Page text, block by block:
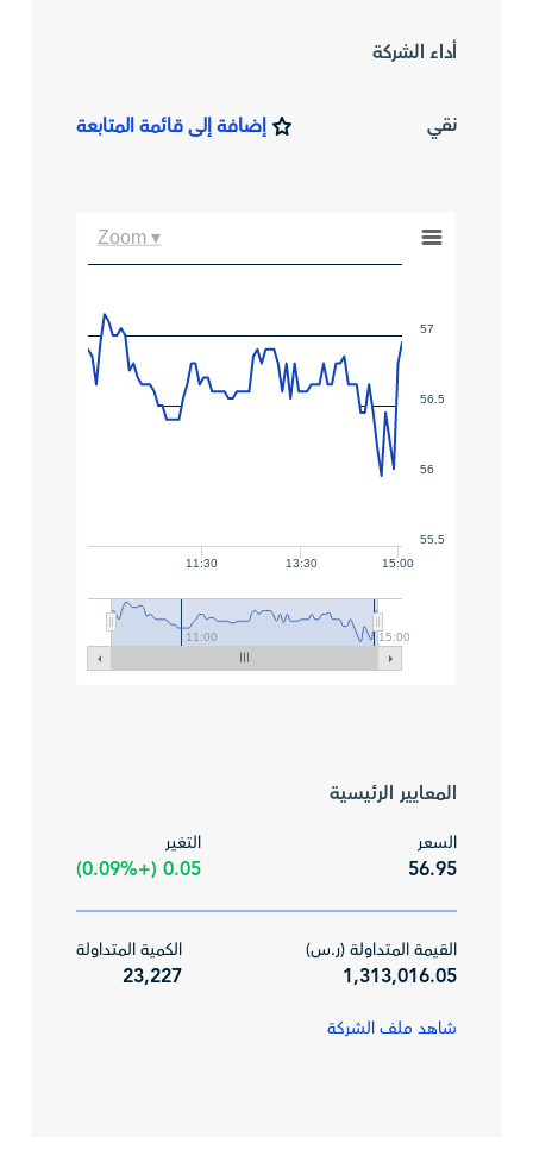
أداء الشركة
نقي إضافة إلى قائمة المتابعة
13:30 15:00
11:30
11:00 15:00
56
56.5
57
55.5
Zoom ▾
المعايير الرئيسية
السعر
56.95
التغير
0.05 (+0.09%)
القيمة المتداولة (ر.س)
1,313,016.05
الكمية المتداولة
23,227
شاهد ملف الشركة